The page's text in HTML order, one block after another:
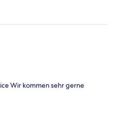
Wir kommen sehr gerne